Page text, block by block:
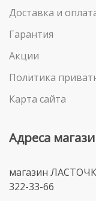
Доставка и
Гарантия
Акции
Политика
Карта сайта
Адреса
магазин
322-33-66